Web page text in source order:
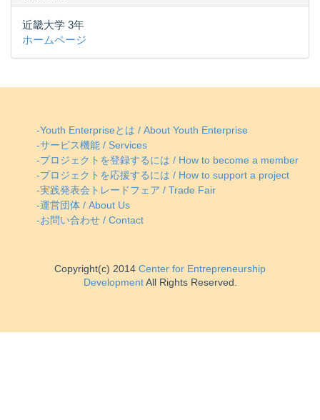
近畿大学 3年
ホームページ
-Youth Enterpriseとは / About Youth Enterprise
-サービス機能 / Services
-プロジェクトを登録するには / How to become a member
-プロジェクトを応援するには / How to support a project
-実践発表会トレードフェア / Trade Fair
-運営団体 / About Us
-お問い合わせ / Contact
Copyright(c) 2014 Center for Entrepreneurship
DevelopmentAll Rights Reserved.